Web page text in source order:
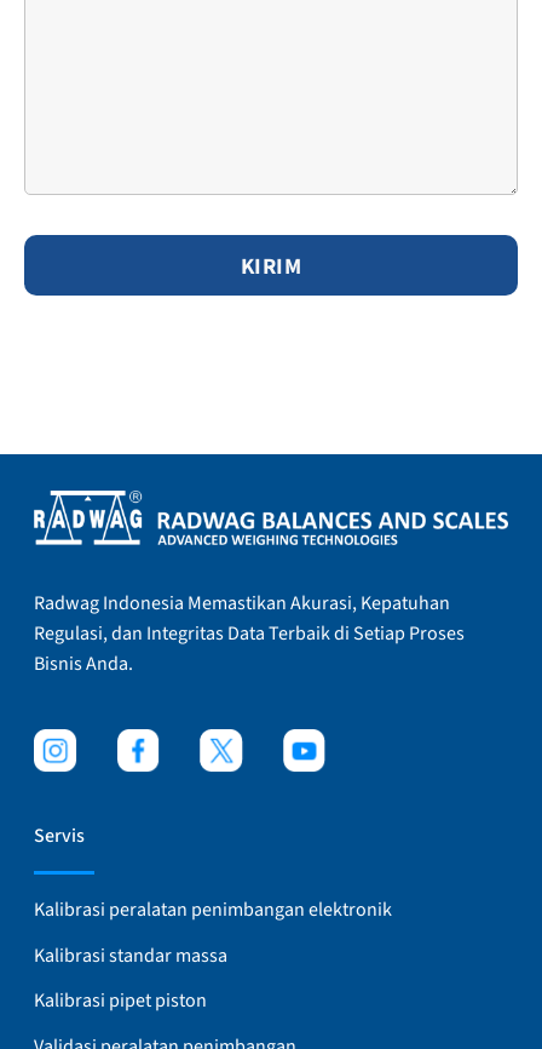
Radwag Indonesia Memastikan Akurasi, Kepatuhan
Regulasi, dan Integritas Data Terbaik di Setiap Proses
Bisnis Anda.
Servis
Kalibrasi peralatan penimbangan elektronik
Kalibrasi standar massa
Kalibrasi pipet piston